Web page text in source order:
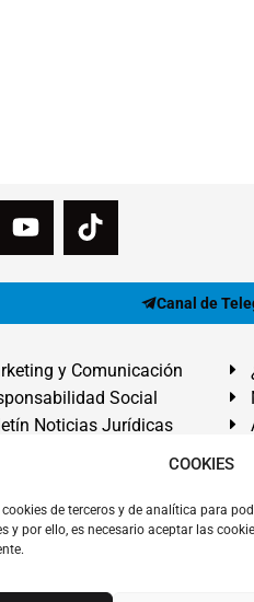
COOKIES
de terceros y de analítica para
y por ello, es necesario aceptar las
Canal de
y Comunicación
Social
Noticias Jurídicas
de Abona, Santa
Médano